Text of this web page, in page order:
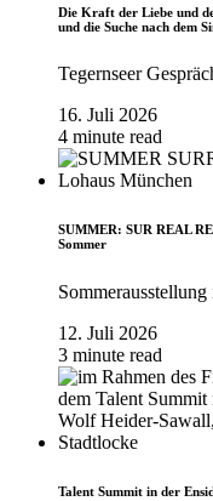
Die Kraft der Liebe und
und die Suche nach dem
Tegernseer
16. Juli 2026
4 minute read
SUMMER: SUR REAL
Sommer
12. Juli 2026
3 minute read
Talent Summit in der